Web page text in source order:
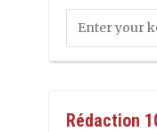
Rédaction